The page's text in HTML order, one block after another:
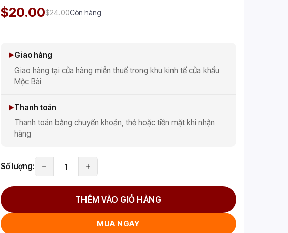
$20.00$24.00Còn hàng
Giao hàng
Giao hàng tại cửa hàng miễn thuế trong khu kinh tế cửa khẩu
Mộc Bài
Thanh toán
Thanh toán bằng chuyển khoản, thẻ hoặc tiền mặt khi nhận
hàng
Số lượng:
THÊM VÀO GIỎ HÀNG
MUA NGAY